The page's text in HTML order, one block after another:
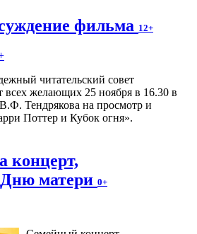
фильма 12+
читательский совет
всех желающих 25 ноября в 16.30 в
Тендрякова на просмотр и
Поттер и Кубок огня».
концерт,
матери 0+